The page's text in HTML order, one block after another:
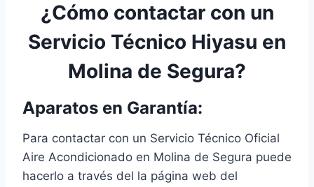
¿Cómo contactar con un
Servicio Técnico Hiyasu en
Molina de Segura?
Aparatos en Garantía:
Para contactar con un Servicio Técnico Oficial
Aire Acondicionado en Molina de Segura puede
hacerlo a través del la página web del